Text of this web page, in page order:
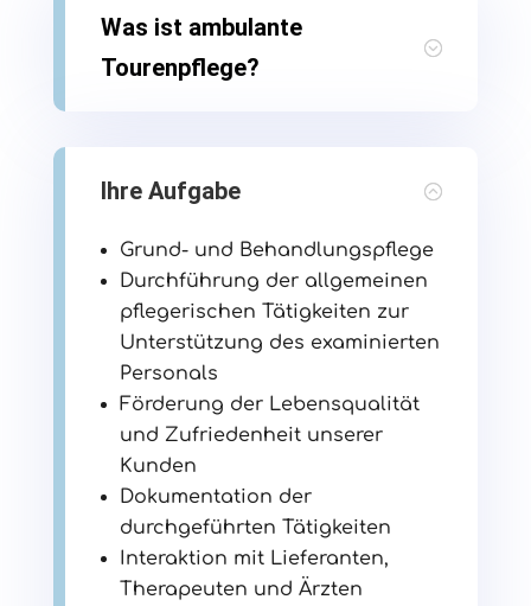
Was ist ambulante
Tourenpflege?
Ihre Aufgabe
Grund- und Behandlungspflege
Durchführung der allgemeinen
pflegerischen Tätigkeiten zur
Unterstützung des examinierten
Personals
Förderung der Lebensqualität
und Zufriedenheit unserer
Kunden
Dokumentation der
durchgeführten Tätigkeiten
Interaktion mit Lieferanten,
Therapeuten und Ärzten